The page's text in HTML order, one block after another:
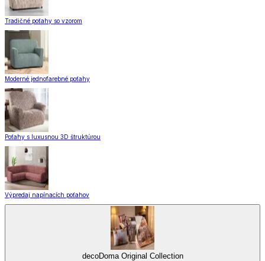
Tradičné poťahy so vzorom
Moderné jednofarebné poťahy
Poťahy s luxusnou 3D štruktúrou
Výpredaj napínacích poťahov
decoDoma Original Collection